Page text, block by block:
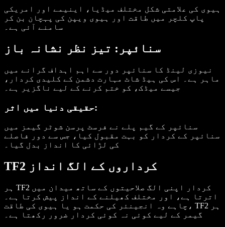
ہیوی کی علامتی شکل مختلف میڈیا، اینیمے اور امریکی
پاپ کلچر میں طاقت اور ہیوی ویپن کی پہچان بن کر
سامنے آئی ہے۔
سنائپر: تیز نظر نشانہ باز
نیوزی لینڈ کا سنائپر دور سے اہم اہداف گرانے میں
ماہر ہے۔ اس کی ہیڈ شاٹ مہارت دشمن کے کلیدی کردار،
جیسے میڈک، کو ختم کرنے کے لیے ناگزیر ہے۔
حقیقی دنیا میں اثر:
سنائپر کے گیم پلے نے فرسٹ پرسن شوٹر گیمز میں
سنائپر کے کردار کو بہت مقبول کیا، جس سے دور فاصلے
کی لڑائی کا انداز بدل گیا۔
TF2 کرداروں کے الگ انداز
ہر TF2 کردار اپنی الگ صلاحیتوں کے ساتھ میدان میں
اترتا ہے، اور مختلف کھیلنے کے انداز پیش کرتا ہے۔
چاہے وہ انجینئر کی حکمت ہو یا ہیوی کی طاقت، TF2 ہر
گیمر کے لیے کوئی نہ کوئی کردار ضرور رکھتا ہے۔